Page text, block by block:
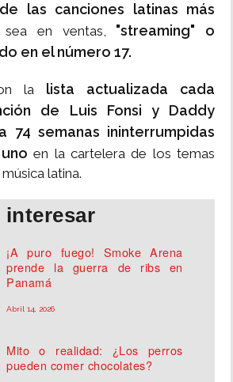
las canciones latinas más
en ventas, "streaming" o
en el número 17.
la lista actualizada cada
de Luis Fonsi y Daddy
74 semanas ininterrumpidas
en la cartelera de los temas
latina.
interesar
¡A puro fuego! Smoke Arena
prende la guerra de ribs en
Panamá
Abril 14, 2026
Mito o realidad: ¿Los perros
pueden comer chocolates?